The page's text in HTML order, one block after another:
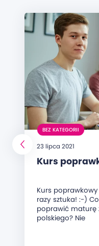
BEZ KATEGORII
23 lipca 2021
Kurs
Kurs
razy sztuka! :-)
poprawić maturę
polskiego? Nie